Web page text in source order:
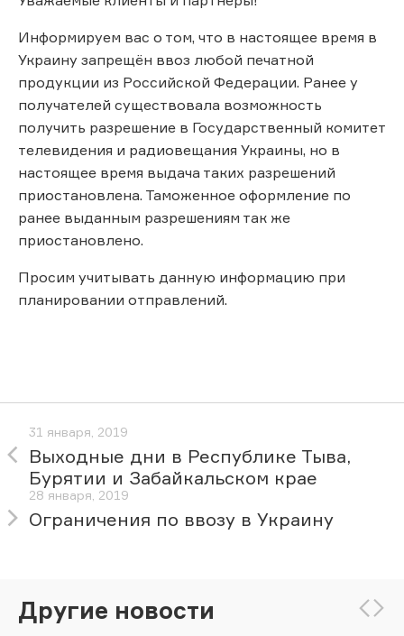
Информируем вас о том, что в настоящее время в
Украину запрещён ввоз любой печатной
продукции из Российской Федерации. Ранее у
получателей существовала возможность
получить разрешение в Государственный комитет
телевидения и радиовещания Украины, но в
настоящее время выдача таких разрешений
приостановлена. Таможенное оформление по
ранее выданным разрешениям так же
приостановлено.
Просим учитывать данную информацию при
планировании отправлений.
31 января, 2019
Выходные дни в Республике Тыва,
Бурятии и Забайкальском крае
28 января, 2019
Ограничения по ввозу в Украину
Другие новости